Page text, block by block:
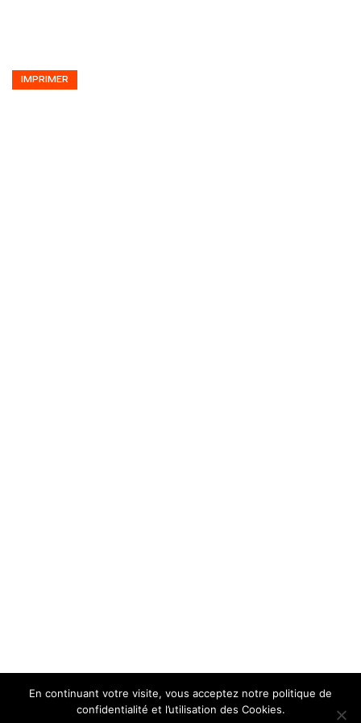
IMPRIMER
En continuant votre visite, vous acceptez notre politique de
confidentialité et l’utilisation des Cookies.